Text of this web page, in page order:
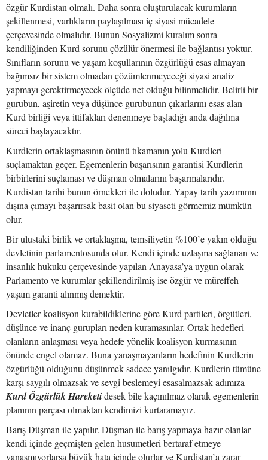
özgür Kurdistan olmalı. Daha sonra oluşturulacak kurumların
şekillenmesi, varlıkların paylaşılması iç siyasi mücadele
çerçevesinde olmalıdır. Bunun Sosyalizmi kuralım sonra
kendiliğinden Kurd sorunu çözülür önermesi ile bağlantısı yoktur.
Sınıfların sorunu ve yaşam koşullarının özgürlüğü esas almayan
bağımsız bir sistem olmadan çözümlenmeyeceği siyasi analiz
yapmayı gerektirmeyecek ölçüde net olduğu bilinmelidir. Belirli bir
gurubun, aşiretin veya düşünce gurubunun çıkarlarını esas alan
Kurd birliği veya ittifakları denenmeye başladığı anda dağılma
süreci başlayacaktır.
Kurdlerin ortaklaşmasının önünü tıkamanın yolu Kurdleri
suçlamaktan geçer. Egemenlerin başarısının garantisi Kurdlerin
birbirlerini suçlaması ve düşman olmalarını başarmalarıdır.
Kurdistan tarihi bunun örnekleri ile doludur. Yapay tarih yazımının
dışına çımayı başarırsak basit olan bu siyaseti görmemiz mümkün
olur.
Bir ulustaki birlik ve ortaklaşma, temsiliyetin %100’e yakın olduğu
devletinin parlamentosunda olur. Kendi içinde uzlaşma sağlanan ve
insanlık hukuku çerçevesinde yapılan Anayasa’ya uygun olarak
Parlamento ve kurumlar şekillendirilmiş ise özgür ve müreffeh
yaşam garanti alınmış demektir.
Devletler koalisyon kurabildiklerine göre Kurd partileri, örgütleri,
düşünce ve inanç gurupları neden kuramasınlar. Ortak hedefleri
olanların anlaşması veya hedefe yönelik koalisyon kurmasının
önünde engel olamaz. Buna yanaşmayanların hedefinin Kurdlerin
özgürlüğü olduğunu düşünmek sadece yanılgıdır. Kurdlerin tümüne
karşı saygılı olmazsak ve sevgi beslemeyi esasalmazsak adımıza
Kurd Özgürlük Hareketidesek bile kaçınılmaz olarak egemenlerin
planının parçası olmaktan kendimizi kurtaramayız.
Barış Düşman ile yapılır. Düşman ile barış yapmaya hazır olanlar
kendi içinde geçmişten gelen husumetleri bertaraf etmeye
yanaşmıyorlarsa büyük hata içinde olurlar ve Kurdistan’a zarar